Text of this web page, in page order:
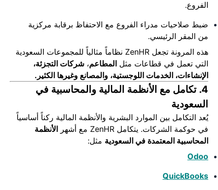
الفروع.
ضبط صلاحيات مدراء الفروع مع الاحتفاظ برقابة مركزية
من المقر الرئيسي.
هذه المرونة تجعل ZenHR نظاماً مثالياً للمجموعات السعودية
التي تعمل في قطاعات مثل المطاعم، شركات التجزئة،
الإنشاءات، الخدمات اللوجستية، والمصانع وغيرها الكثير.
4. تكامل مع الأنظمة المالية والمحاسبية في
السعودية
يُعد التكامل بين الموارد البشرية والأنظمة المالية ركناً أساسياً
في حوكمة الشركات. يتكامل ZenHR مع أشهر
الأنظمة
المحاسبية المعتمدة في السعودية مثل:
Odoo
QuickBooks